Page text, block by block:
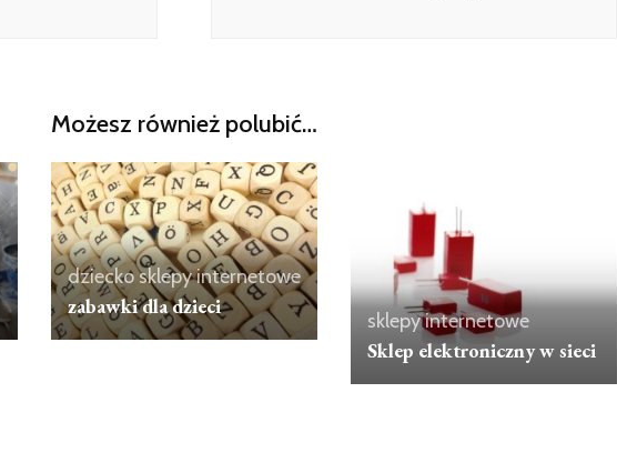
Możesz również polubić…
dzieckosklepy internetowe
zabawki dla dzieci
sklepy internetowe
Sklep elektroniczny w sieci